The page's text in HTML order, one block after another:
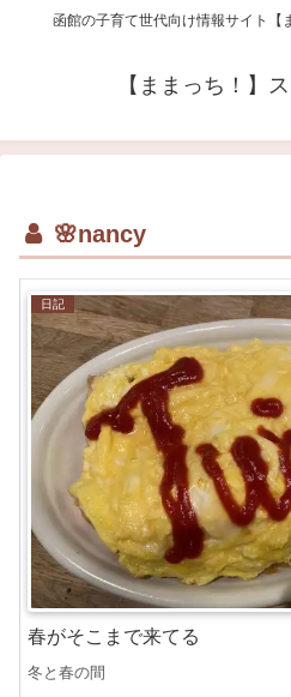
函館の子育て世代向け情報サイト【
【ままっち！】
🌸nancy
日記
春がそこまで来てる
冬と春の間